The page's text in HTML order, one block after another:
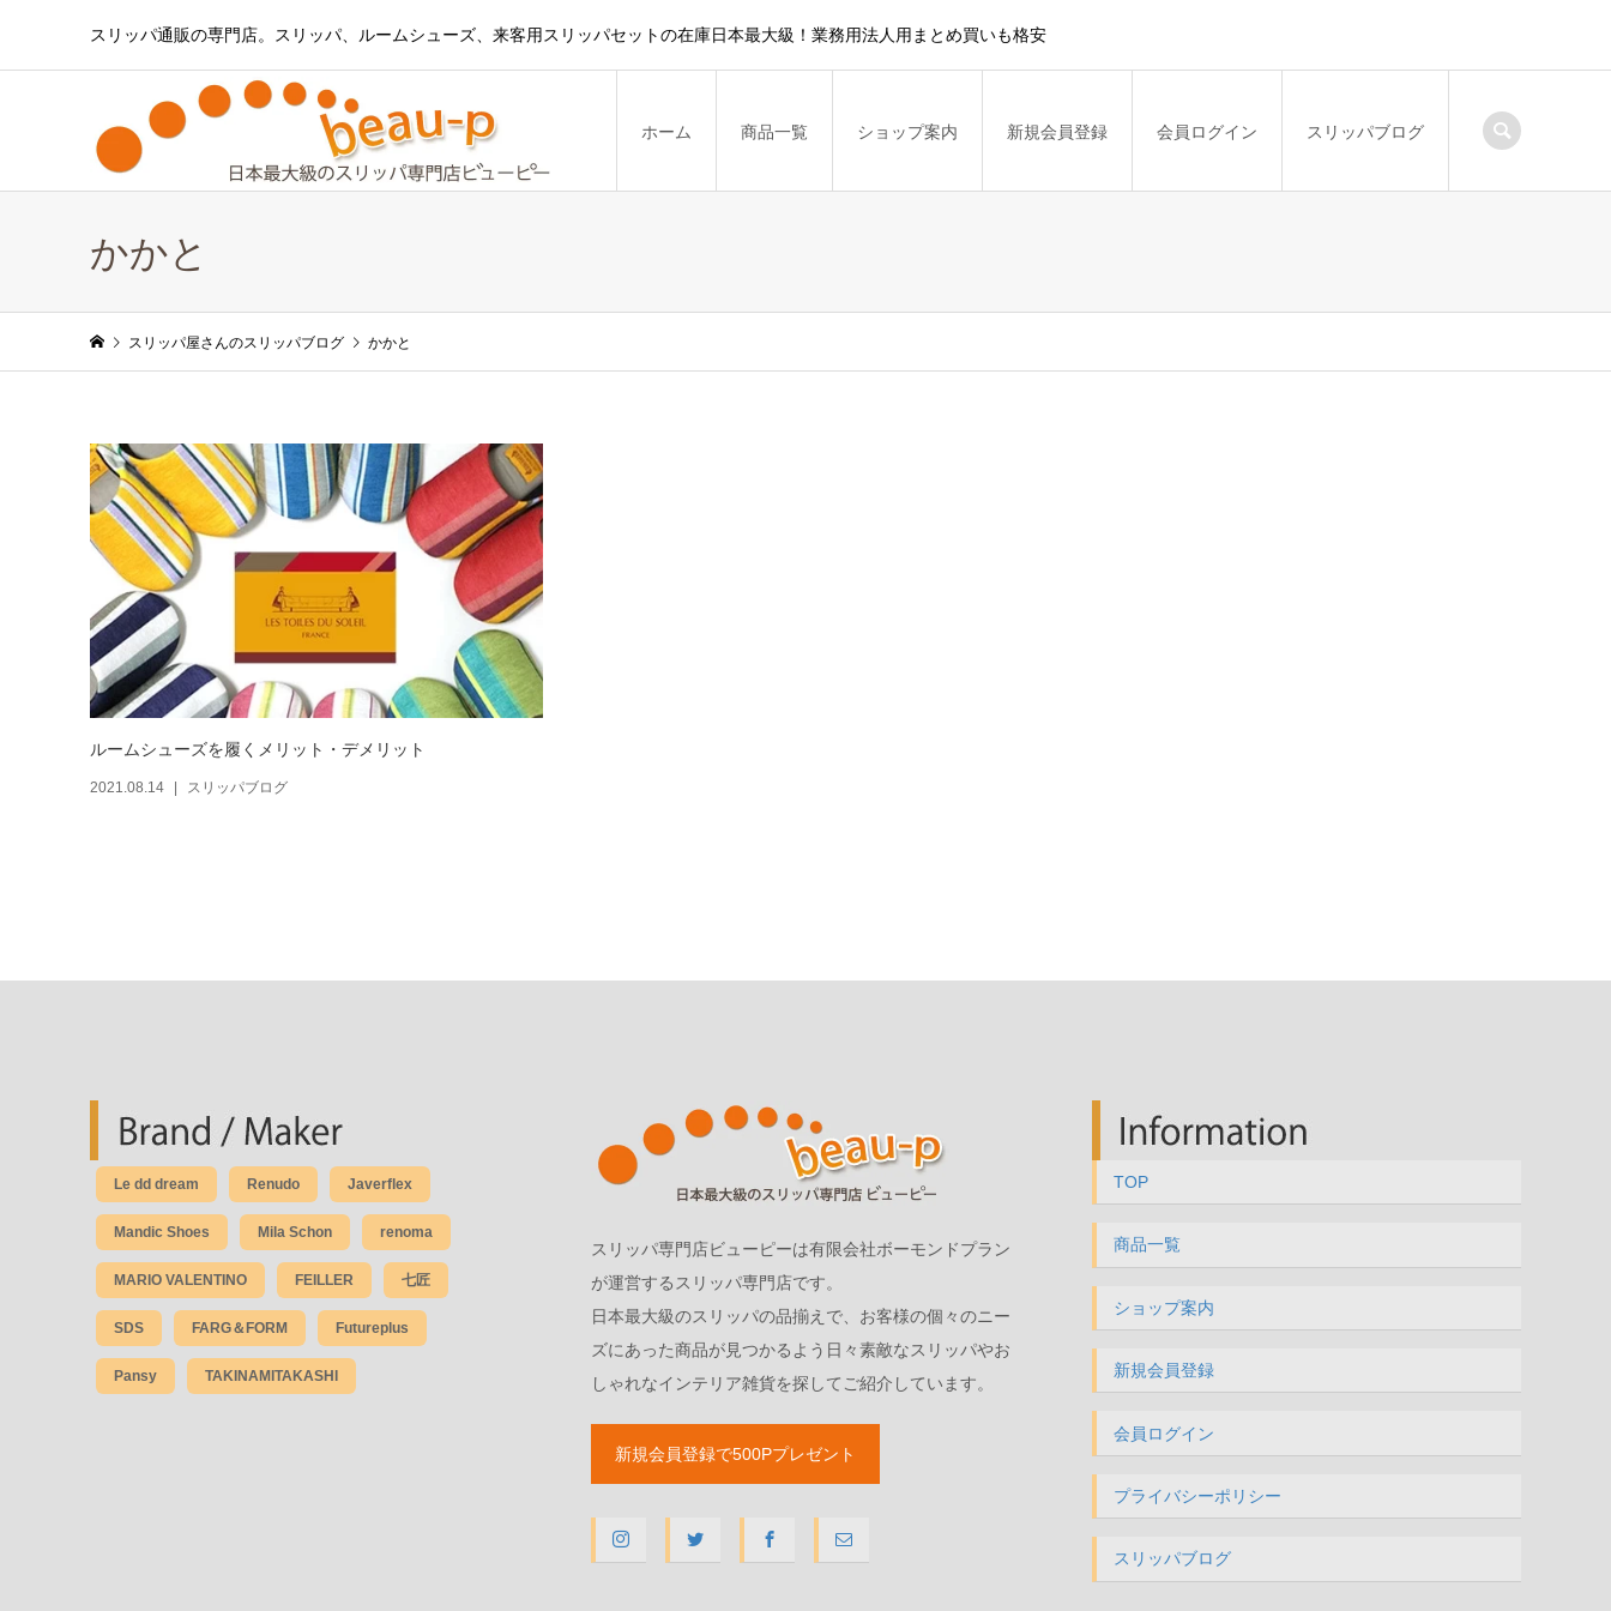
スリッパ通販の専門店。スリッパ、ルームシューズ、来客用スリッパセットの在庫日本最大級！業務用法人用まとめ買いも格安
ホーム 商品一覧 ショップ案内 新規会員登録 会員ログイン スリッパブログ
かかと
スリッパ屋さんのスリッパブログ かかと
ルームシューズを履くメリット・デメリット
2021.08.14 スリッパブログ
Le dd dream Renudo Javerflex
Mandic Shoes Mila Schon renoma
MARIO VALENTINO FEILLER 七匠
SDS FARG＆FORM Futureplus
Pansy TAKINAMITAKASHI
スリッパ専門店ビューピーは有限会社ボーモンドプラン
が運営するスリッパ専門店です。
日本最大級のスリッパの品揃えで、お客様の個々のニー
ズにあった商品が見つかるよう日々素敵なスリッパやお
しゃれなインテリア雑貨を探してご紹介しています。
新規会員登録で500Pプレゼント
TOP
商品一覧
ショップ案内
新規会員登録
会員ログイン
プライバシーポリシー
スリッパブログ